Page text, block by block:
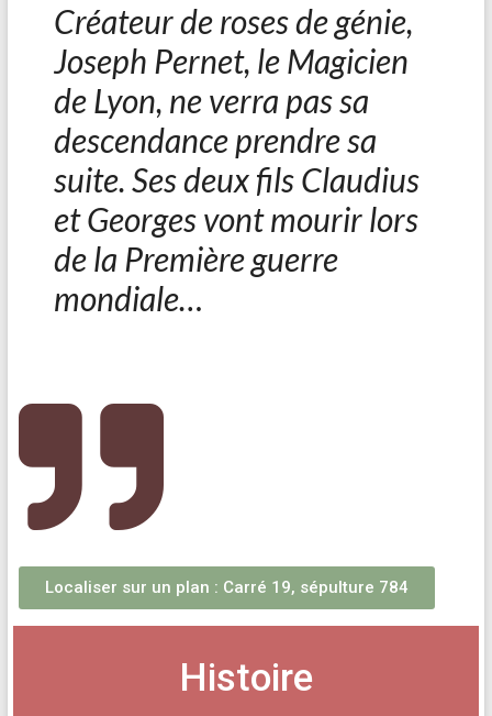
Créateur de roses de génie,
Joseph Pernet, le Magicien
de Lyon, ne verra pas sa
descendance prendre sa
suite. Ses deux fils Claudius
et Georges vont mourir lors
de la Première guerre
mondiale…
Localiser sur un plan : Carré 19, sépulture 784
Histoire